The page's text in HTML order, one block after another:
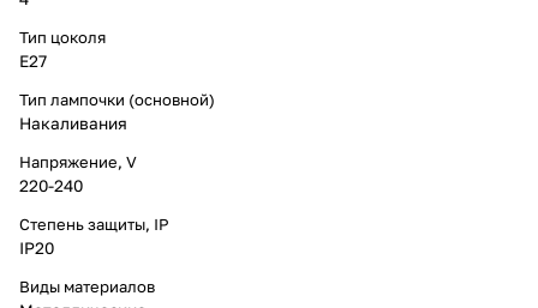
Тип цоколя
E27
Тип лампочки (основной)
Накаливания
Напряжение, V
220-240
Степень защиты, IP
IP20
Виды материалов